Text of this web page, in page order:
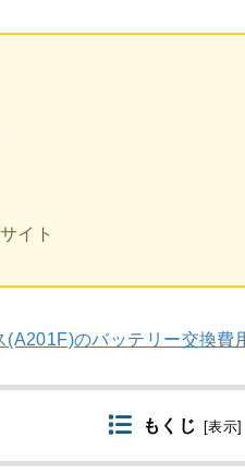
イト
(A201F)のバッテリー交換費
もくじ [表示]